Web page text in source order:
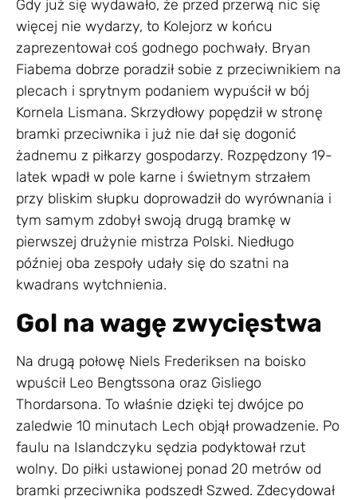
Gdy już się wydawało, że przed przerwą nic się
więcej nie wydarzy, to Kolejorz w końcu
zaprezentował coś godnego pochwały. Bryan
Fiabema dobrze poradził sobie z przeciwnikiem na
plecach i sprytnym podaniem wypuścił w bój
Kornela Lismana. Skrzydłowy popędził w stronę
bramki przeciwnika i już nie dał się dogonić
żadnemu z piłkarzy gospodarzy. Rozpędzony 19-
latek wpadł w pole karne i świetnym strzałem
przy bliskim słupku doprowadził do wyrównania i
tym samym zdobył swoją drugą bramkę w
pierwszej drużynie mistrza Polski. Niedługo
później oba zespoły udały się do szatni na
kwadrans wytchnienia.
Gol na wagę zwycięstwa
Na drugą połowę Niels Frederiksen na boisko
wpuścił Leo Bengtssona oraz Gisliego
Thordarsona. To właśnie dzięki tej dwójce po
zaledwie 10 minutach Lech objął prowadzenie. Po
faulu na Islandczyku sędzia podyktował rzut
wolny. Do piłki ustawionej ponad 20 metrów od
bramki przeciwnika podszedł Szwed. Zdecydował